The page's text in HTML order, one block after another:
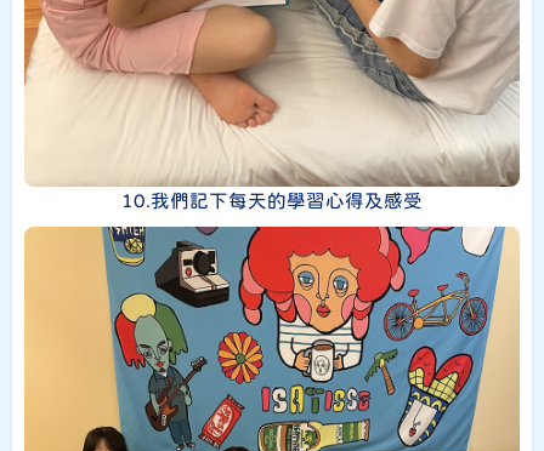
10.我們記下每天的學習心得及感受